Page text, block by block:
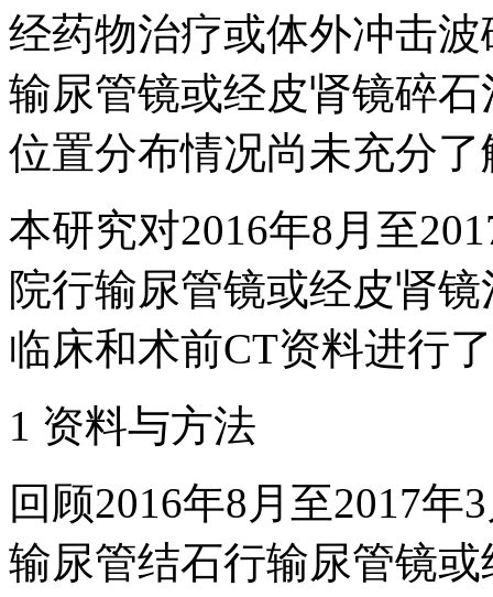
经药物治疗或体外冲击
输尿管镜或经皮肾镜碎
位置分布情况尚未充分了
本研究对2016年8月至
院行输尿管镜或经皮肾
临床和术前CT资料进行
1 资料与方法
回顾2016年8月至2017
输尿管结石行输尿管镜